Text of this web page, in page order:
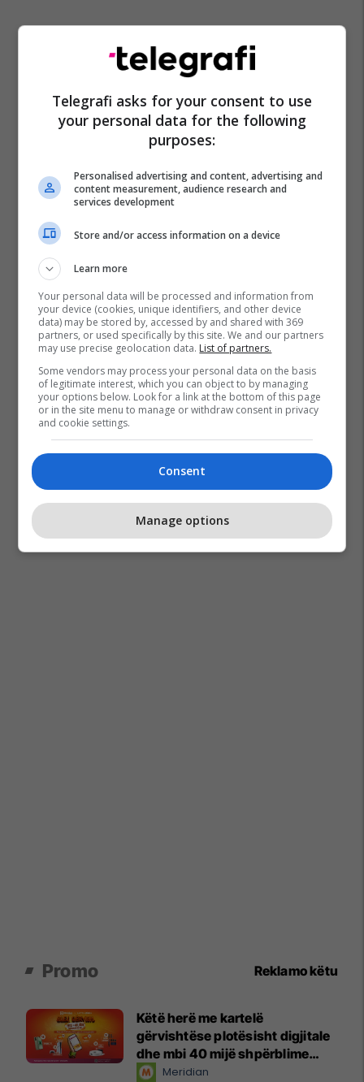
Bdi Komuna E Tetovës
Promo Reklamo këtu
Këtë herë me kartelë
gërvishtëse plotësisht digjitale
dhe mbi 40 mijë shpërblime
instant!Meridian
Telegrafi asks for your consent to use
your personal data for the following
purposes:
Personalised advertising and content, advertising and
content measurement, audience research and
services development
Store and/or access information on a device
Learn more
Your personal data will be processed and information from
your device (cookies, unique identifiers, and other device
data) may be stored by, accessed by and shared with 369
partners, or used specifically by this site. We and our partners
may use precise geolocation data. List of partners.
Some vendors may process your personal data on the basis
of legitimate interest, which you can object to by managing
your options below. Look for a link at the bottom of this page
or in the site menu to manage or withdraw consent in privacy
and cookie settings.
Consent
Manage options